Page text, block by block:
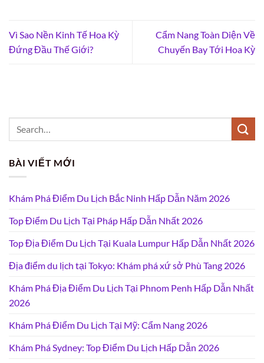
Vì Sao Nền Kinh Tế Hoa Kỳ
Đứng Đầu Thế Giới?
Cẩm Nang Toàn Diện Về
Chuyến Bay Tới Hoa Kỳ
BÀI VIẾT MỚI
Khám Phá Điểm Du Lịch Bắc Ninh Hấp Dẫn Năm 2026
Top Điểm Du Lịch Tại Pháp Hấp Dẫn Nhất 2026
Top Địa Điểm Du Lịch Tại Kuala Lumpur Hấp Dẫn Nhất 2026
Địa điểm du lịch tại Tokyo: Khám phá xứ sở Phù Tang 2026
Khám Phá Địa Điểm Du Lịch Tại Phnom Penh Hấp Dẫn Nhất
2026
Khám Phá Điểm Du Lịch Tại Mỹ: Cẩm Nang 2026
Khám Phá Sydney: Top Điểm Du Lịch Hấp Dẫn 2026